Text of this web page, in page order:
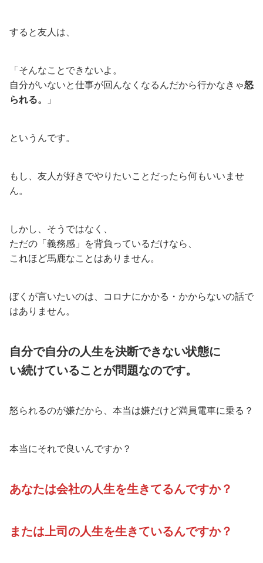
すると友人は、
「そんなことできないよ。
自分がいないと仕事が回んなくなるんだから行かなきゃ怒
られる。
」
というんです。
もし、友人が好きでやりたいことだったら何もいいませ
ん。
しかし、そうではなく、
ただの「義務感」を背負っているだけなら、
これほど馬鹿なことはありません。
ぼくが言いたいのは、コロナにかかる・かからないの話で
はありません。
自分で自分の人生を決断できない状態に
い続けていることが問題なのです。
怒られるのが嫌だから、本当は嫌だけど満員電車に乗る？
本当にそれで良いんですか？
あなたは会社の人生を生きてるんですか？
または上司の人生を生きているんですか？